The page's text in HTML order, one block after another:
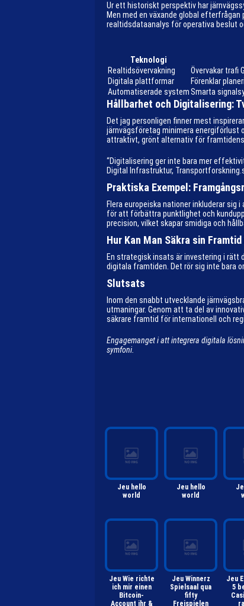
Ur ett historiskt perspektiv har
Men med en växande global
realtidsdataanalys för operativa beslut
Teknologi
Realtidsövervakning
Övervakar trafi
Digitala plattformar
Förenklar
Automatiserade systemSmarta
Hållbarhet och Digitalisering:
Det jag personligen finner mest
järnvägsföretag minimera energiförlust
attraktivt, grönt alternativ för
“Digitalisering ger inte bara mer
Digital Infrastruktur,
Praktiska Exempel:
Flera europeiska nationer inkluderar
för att förbättra punktlighet och
precision, vilket skapar smidiga och
Hur Kan Man Säkra sin
En strategisk insats är investering i rätt
digitala framtiden. Det rör sig inte bara
Slutsats
Inom den snabbt utvecklande
utmaningar. Genom att ta del av
säkrare framtid för internationell och
Engagemanget i att integrera digitala
symfoni.
Jeu hello
world
Jeu hello
world
Jeu Wie richte
ich mir einen
Bitcoin-
Account ihr &
Jeu Winnerz
Spielsaal qua
fifty
Freispielen
Jeu
5